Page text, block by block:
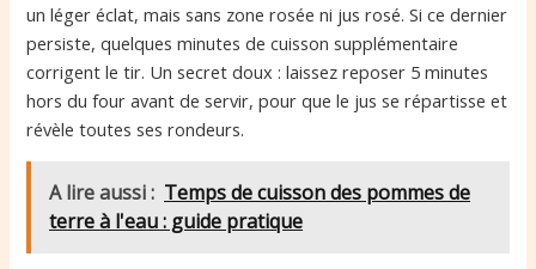
un léger éclat, mais sans zone rosée ni jus rosé. Si ce dernier
persiste, quelques minutes de cuisson supplémentaire
corrigent le tir. Un secret doux : laissez reposer 5 minutes
hors du four avant de servir, pour que le jus se répartisse et
révèle toutes ses rondeurs.
A lire aussi : Temps de cuisson des pommes de
terre à l'eau : guide pratique